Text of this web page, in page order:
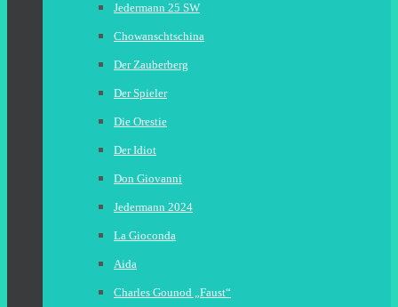
Jedermann 25 SW
Chowanschtschina
Der Zauberberg
Der Spieler
Die Orestie
Der Idiot
Don Giovanni
Jedermann 2024
La Gioconda
Aida
Charles Gounod „Faust“